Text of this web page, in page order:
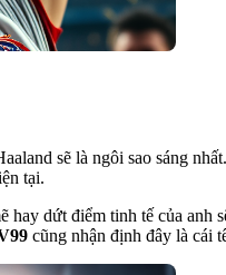
sẽ là ngôi sao sáng
tại.
dứt điểm tinh tế của anh
cũng nhận định đây là cái